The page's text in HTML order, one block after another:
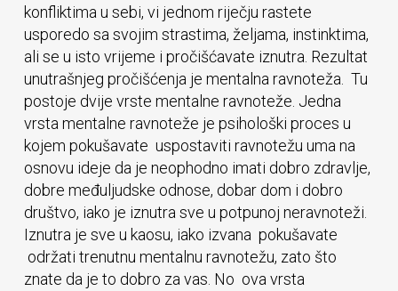
konfliktima u sebi, vi jednom riječju rastete
usporedo sa svojim strastima, željama, instinktima,
ali se u isto vrijeme i pročišćavate iznutra. Rezultat
unutrašnjeg pročišćenja je mentalna ravnoteža. Tu
postoje dvije vrste mentalne ravnoteže. Jedna
vrsta mentalne ravnoteže je psihološki proces u
kojem pokušavate uspostaviti ravnotežu uma na
osnovu ideje da je neophodno imati dobro zdravlje,
dobre međuljudske odnose, dobar dom i dobro
društvo, iako je iznutra sve u potpunoj neravnoteži.
Iznutra je sve u kaosu, iako izvana pokušavate
održati trenutnu mentalnu ravnotežu, zato što
znate da je to dobro za vas. No ova vrsta